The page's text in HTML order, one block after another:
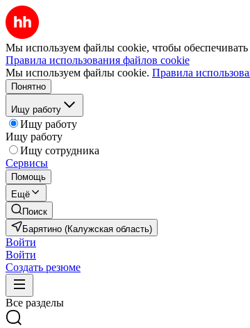
Мы используем файлы cookie, чтобы обеспечивать
Правила использования файлов cookie
Мы используем файлы cookie. Правила
Понятно
Ищу работу
Ищу работу
Ищу работу
Ищу сотрудника
Сервисы
Помощь
Ещё
Поиск
Барятино (Калужская область)
Войти
Войти
Создать резюме
Все разделы